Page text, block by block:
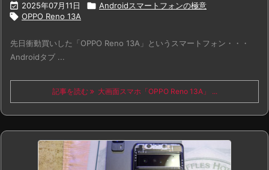
 2025年07月11日  Androidスマートフォンの極意
 OPPO Reno 13A
先日衝動買いした「OPPO Reno 13A」というスマートフォン・・・
Androidタブ ...
記事を読む 大画面スマホ「OPPO Reno 13A」 ...